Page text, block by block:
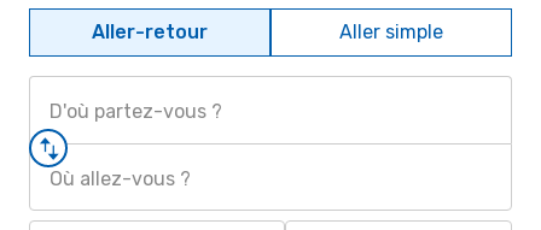
Aller-retour Aller simple
D'où partez-vous ?
Où allez-vous ?